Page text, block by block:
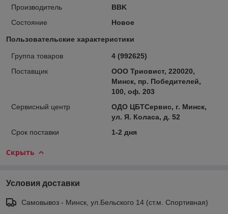
Производитель
BBK
Состояние
Новое
Пользовательские характеристики
Группа товаров
4 (992625)
Поставщик
ООО Триовист, 220020,
Минск, пр. Победителей,
100, оф. 203
Сервисный центр
ОДО ЦБТСервис, г. Минск,
ул. Я. Коласа, д. 52
Срок поставки
1-2 дня
Скрыть
Условия доставки
Самовывоз - Минск, ул.Бельского 14 (ст.м. Спортивная)